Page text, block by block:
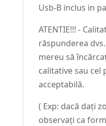
Usb-B inclus in
ATENTIE!!! -
răspunderea
mereu să
calitative sau cel
acceptabilă.
( Exp: dacă dați
observați ca